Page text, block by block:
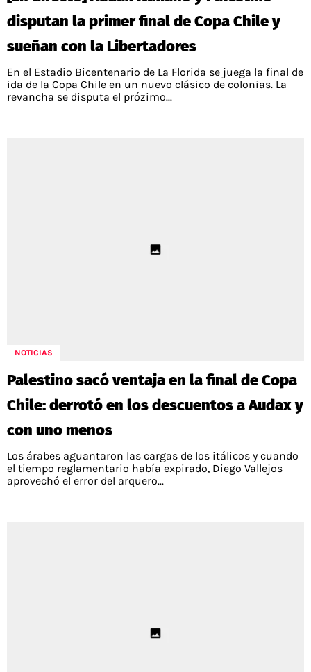
disputan la primer final de Copa Chile y
sueñan con la Libertadores
En el Estadio Bicentenario de La Florida se juega la final de
ida de la Copa Chile en un nuevo clásico de colonias. La
revancha se disputa el prózimo...
NOTICIAS
Palestino sacó ventaja en la final de Copa
Chile: derrotó en los descuentos a Audax y
con uno menos
Los árabes aguantaron las cargas de los itálicos y cuando
el tiempo reglamentario había expirado, Diego Vallejos
aprovechó el error del arquero...